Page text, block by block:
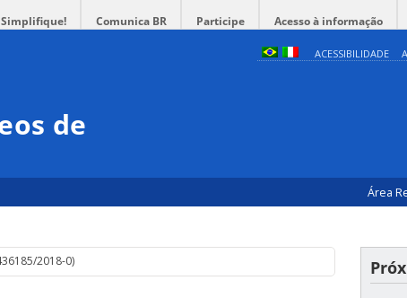
Simplifique! Comunica BR Participe Acesso à informação
ACESSIBILIDADE
de
Área
2018-0)